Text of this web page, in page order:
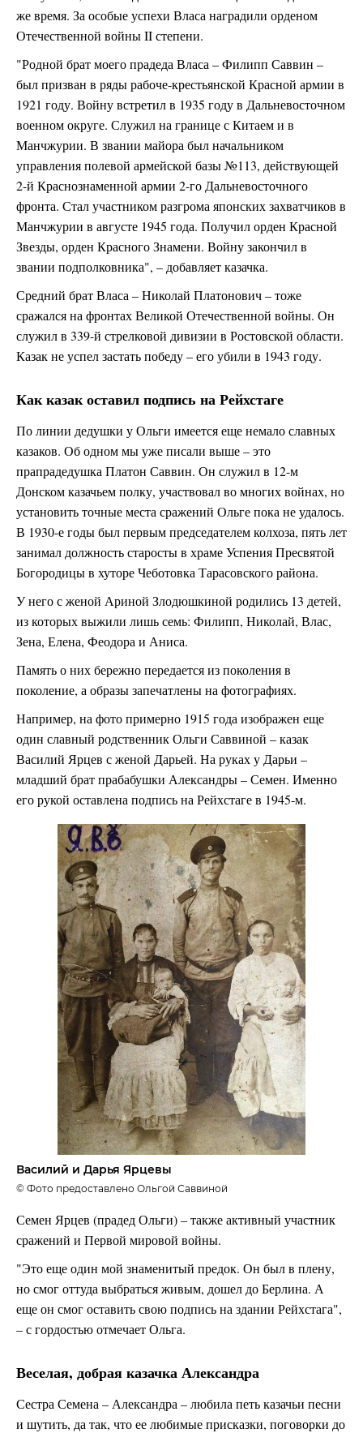
же время. За особые успехи Власа наградили орденом
Отечественной войны II степени.
"Родной брат моего прадеда Власа – Филипп Саввин –
был призван в ряды рабоче-крестьянской Красной армии в
1921 году. Войну встретил в 1935 году в Дальневосточном
военном округе. Служил на границе с Китаем и в
Манчжурии. В звании майора был начальником
управления полевой армейской базы №113, действующей
2-й Краснознаменной армии 2-го Дальневосточного
фронта. Стал участником разгрома японских захватчиков в
Манчжурии в августе 1945 года. Получил орден Красной
Звезды, орден Красного Знамени. Войну закончил в
звании подполковника", – добавляет казачка.
Средний брат Власа – Николай Платонович – тоже
сражался на фронтах Великой Отечественной войны. Он
служил в 339-й стрелковой дивизии в Ростовской области.
Казак не успел застать победу – его убили в 1943 году.
Как казак оставил подпись на Рейхстаге
По линии дедушки у Ольги имеется еще немало славных
казаков. Об одном мы уже писали выше – это
прапрадедушка Платон Саввин. Он служил в 12-м
Донском казачьем полку, участвовал во многих войнах, но
установить точные места сражений Ольге пока не удалось.
В 1930-е годы был первым председателем колхоза, пять лет
занимал должность старосты в храме Успения Пресвятой
Богородицы в хуторе Чеботовка Тарасовского района.
У него с женой Ариной Злодюшкиной родились 13 детей,
из которых выжили лишь семь: Филипп, Николай, Влас,
Зена, Елена, Феодора и Аниса.
Память о них бережно передается из поколения в
поколение, а образы запечатлены на фотографиях.
Например, на фото примерно 1915 года изображен еще
один славный родственник Ольги Саввиной – казак
Василий Ярцев с женой Дарьей. На руках у Дарьи –
младший брат прабабушки Александры – Семен. Именно
его рукой оставлена подпись на Рейхстаге в 1945-м.
Василий и Дарья Ярцевы
© Фото предоставлено Ольгой Саввиной
Семен Ярцев (прадед Ольги) – также активный участник
сражений и Первой мировой войны.
"Это еще один мой знаменитый предок. Он был в плену,
но смог оттуда выбраться живым, дошел до Берлина. А
еще он смог оставить свою подпись на здании Рейхстага",
– с гордостью отмечает Ольга.
Веселая, добрая казачка Александра
Сестра Семена – Александра – любила петь казачьи песни
и шутить, да так, что ее любимые присказки, поговорки до